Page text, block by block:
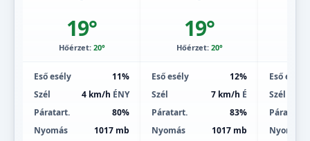
19°
Hőérzet: 20°
Eső esély
11%
Szél
4 km/h ÉNY
Páratart.
80%
Nyomás
1017 mb
19°
Hőérzet: 20°
Eső esély
12%
Szél
7 km/h É
Páratart.
83%
Nyomás
1017 mb
Eső esély
Szél
Páratart.
Nyomás